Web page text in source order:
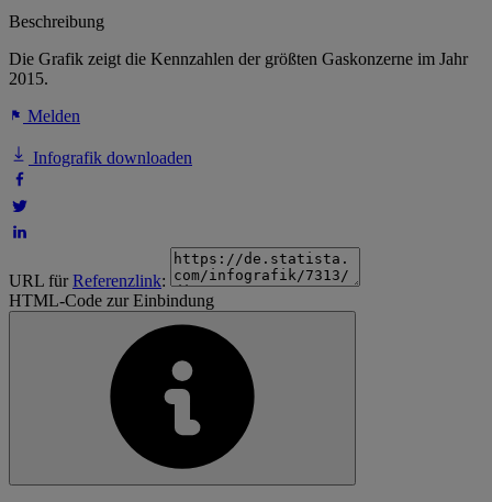
Beschreibung
Die Grafik zeigt die Kennzahlen der größten Gaskonzerne im Jahr
2015.
Melden
Infografik downloaden
URL fürReferenzlink:
HTML-Code zur Einbindung